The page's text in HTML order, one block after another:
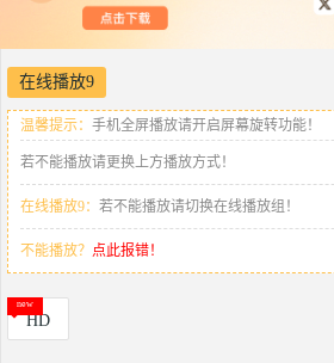
在线播放9
温馨提示： 手机全屏播放请开启屏幕旋转功能！
若不能播放请更换上方播放方式！
在线播放9： 若不能播放请切换在线播放组！
不能播放？ 点此报错！
HD